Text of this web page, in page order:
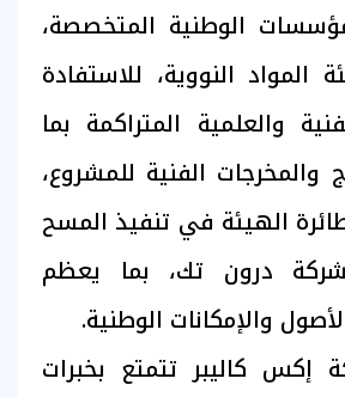
الوطنية المتخصصة،
النووية، للاستفادة
والعلمية المتراكمة بما
والمخرجات الفنية للمشروع،
الهيئة في تنفيذ المسح
شركة درون تك، بما يعظم
والإمكانات الوطنية.
إكس كاليبر تتمتع بخبرات